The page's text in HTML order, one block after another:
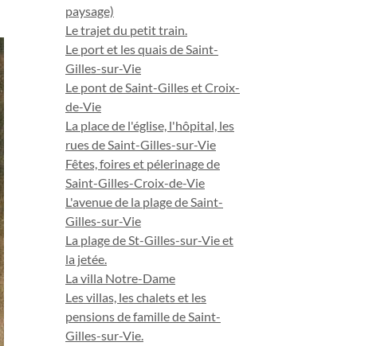
paysage)
Le trajet du petit train.
Le port et les quais de Saint-
Gilles-sur-Vie
Le pont de Saint-Gilles et Croix-
de-Vie
La place de l'église, l'hôpital, les
rues de Saint-Gilles-sur-Vie
Fêtes, foires et pélerinage de
Saint-Gilles-Croix-de-Vie
L'avenue de la plage de Saint-
Gilles-sur-Vie
La plage de St-Gilles-sur-Vie et
la jetée.
La villa Notre-Dame
Les villas, les chalets et les
pensions de famille de Saint-
Gilles-sur-Vie.